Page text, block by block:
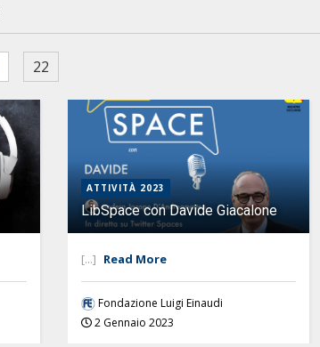
22
ATTIVITÀ 2023
LibSpace con Davide Giacalone
[...] Read More
Fondazione Luigi Einaudi
2 Gennaio 2023